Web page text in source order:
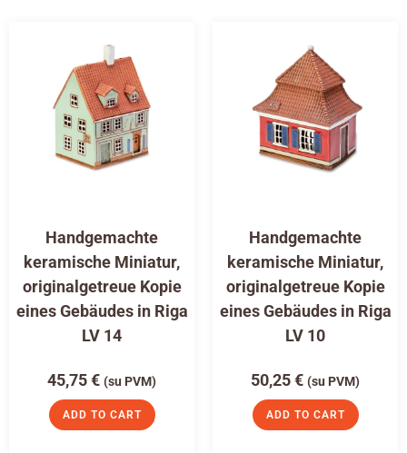
Handgemachte
keramische Miniatur,
originalgetreue Kopie
eines Gebäudes in Riga
LV 14
45,75€ (su PVM)
ADD TO CART
Handgemachte
keramische Miniatur,
originalgetreue Kopie
eines Gebäudes in Riga
LV 10
50,25€ (su PVM)
ADD TO CART